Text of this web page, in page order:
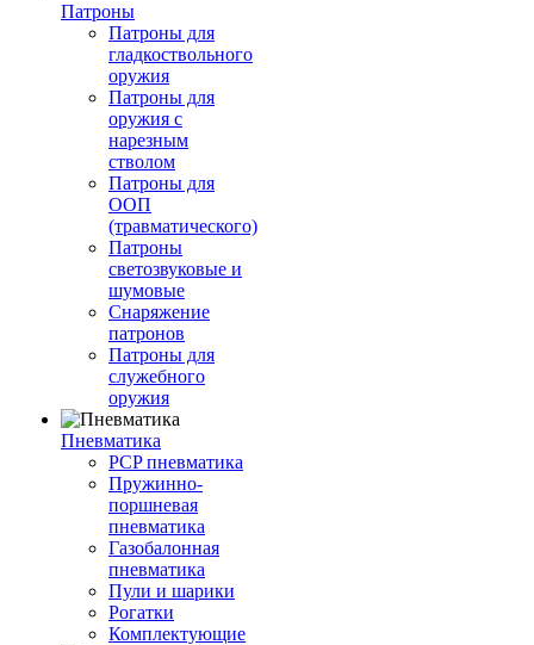
Патроны
Патроны для
гладкоствольного
оружия
Патроны для
оружия с
нарезным
стволом
Патроны для
ООП
(травматического)
Патроны
светозвуковые и
шумовые
Снаряжение
патронов
Патроны для
служебного
оружия
Пневматика
PCP пневматика
Пружинно-
поршневая
пневматика
Газобалонная
пневматика
Пули и шарики
Рогатки
Комплектующие